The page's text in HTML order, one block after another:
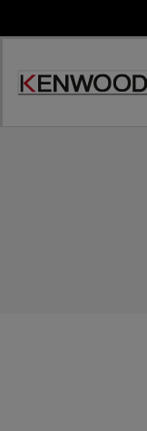
Accessibility